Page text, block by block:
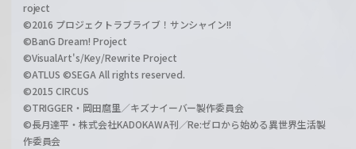
roject
©2016 プロジェクトラブライブ！サンシャイン!!
©BanG Dream! Project
©VisualArt's/Key/Rewrite Project
©ATLUS ©SEGA All rights reserved.
©2015 CIRCUS
©TRIGGER・岡田麿里／キズナイーバー製作委員会
©長月達平・株式会社KADOKAWA刊／Re:ゼロから始める異世界生活製
作委員会